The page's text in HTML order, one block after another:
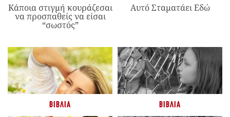
Κάποια στιγμή κουράζεσαι
να προσπαθείς να είσαι
“σωστός”
Αυτό Σταματάει Εδώ
ΒΙΒΛΊΑ ΒΙΒΛΊΑ